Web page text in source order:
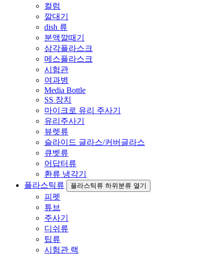
컬럼
깔대기
dish 류
분액깔때기
삼각플라스크
메스플라스크
시험관
여과병
Media Bottle
SS 장치
마이크로 유리 주사기
유리주사기
뷰렛류
슬라이드 글라스/커버글라스
큐벳류
어답터류
환류 냉각기
플라스틱류
플라스틱류 하위분류 열기
피펫
튜브
주사기
디쉬류
팁류
시험관 랙